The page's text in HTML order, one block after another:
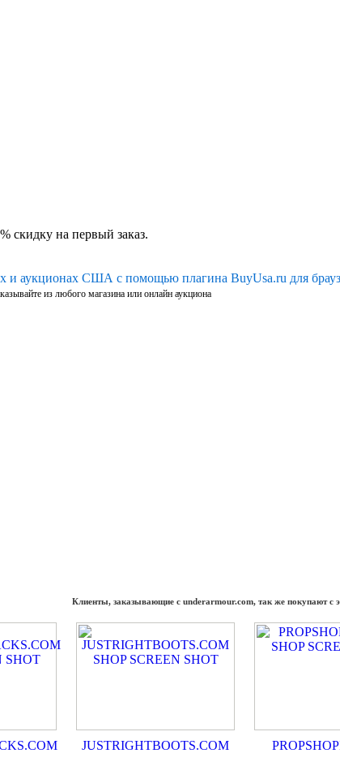
скидку на первый заказ.
и аукционах США с помощью плагина BuyUsa.ru для
из любого магазина или онлайн аукциона
Клиенты, заказывающие с underarmour.com, так же покупают с
JUSTRIGHTBOOTS.COM